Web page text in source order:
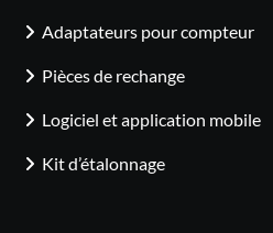
Adaptateurs pour compteur
Pièces de rechange
Logiciel et application mobile
Kit d’étalonnage